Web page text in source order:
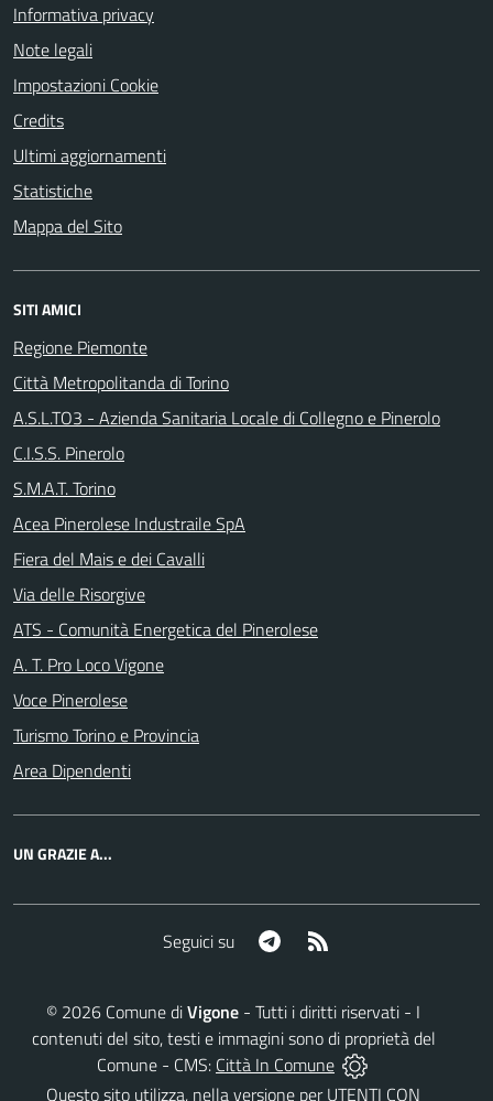
Informativa privacy
Note legali
Impostazioni Cookie
Credits
Ultimi aggiornamenti
Statistiche
Mappa del Sito
SITI AMICI
Regione Piemonte
Città Metropolitanda di Torino
A.S.L.TO3 - Azienda Sanitaria Locale di Collegno e Pinerolo
C.I.S.S. Pinerolo
S.M.A.T. Torino
Acea Pinerolese Industraile SpA
Fiera del Mais e dei Cavalli
Via delle Risorgive
ATS - Comunità Energetica del Pinerolese
A. T. Pro Loco Vigone
Voce Pinerolese
Turismo Torino e Provincia
Area Dipendenti
UN GRAZIE A...
Seguici su Telegram
© 2026 Comune diVigone - Tutti i diritti riservati - I
contenuti del sito, testi e immagini sono di proprietà del
Comune - CMS: Città In Comune
Questo sito utilizza, nella versione per UTENTI CON